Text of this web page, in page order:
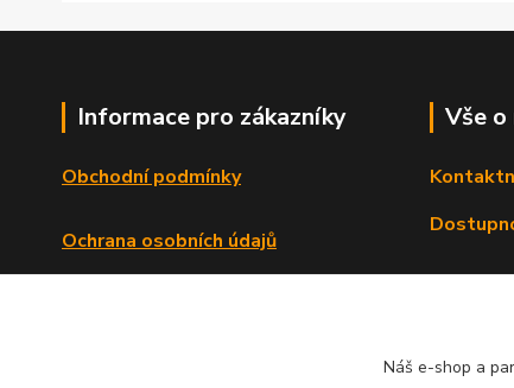
Informace pro zákazníky
Obchodní podmínky
Ochrana osobních údajů
Vše o
Náš e-shop a